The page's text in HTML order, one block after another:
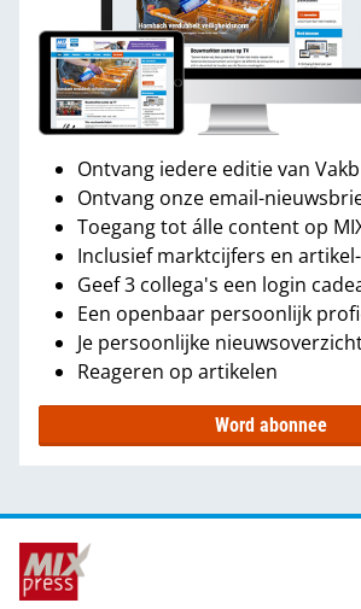
Ontvang iedere editie van
Ontvang onze email-
Toegang tot álle content op
Inclusief marktcijfers en
Geef 3 collega's een login
Een openbaar persoonlijk
Je persoonlijke
Reageren op artikelen
Word abonnee